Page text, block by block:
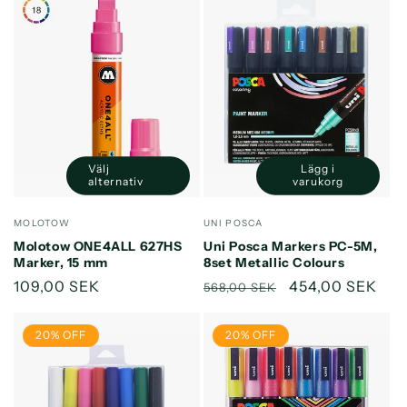
Säljare:
MOLOTOW
Molotow ONE4ALL 627HS
Marker, 15 mm
Ordinarie
109,00 SEK
Välj
alternativ
Säljare:
UNI POSCA
Uni Posca Markers PC-5M,
8set Metallic Colours
Ordinarie
568,00 SEK 454,00 SEK
Minska
kvantitet
Default
Title
Öka
kvantitet
Title
Lägg i
varukorg
20% OFF 20% OFF